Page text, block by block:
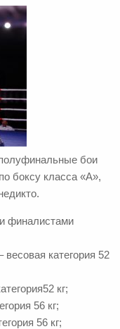
бои
боксу класса «А»,
финалистами
категория 52
кг;
56 кг;
56 кг;